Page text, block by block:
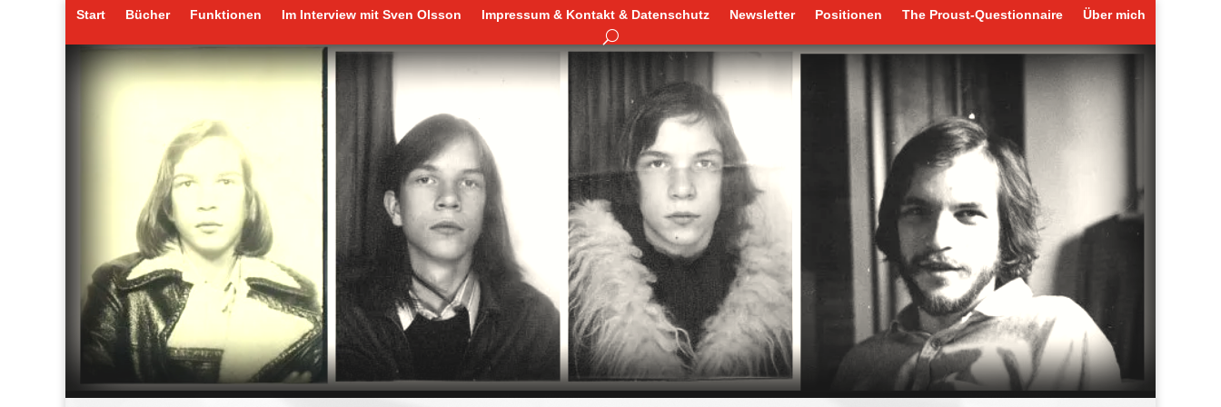
Start Bücher Funktionen Im Interview mit Sven Olsson Impressum & Kontakt & Datenschutz Newsletter Positionen The Proust-Questionnaire Über mich
Start Bücher Funktionen Im Interview mit Sven Olsson Impressum & Kontakt & Datenschutz Newsletter Positionen The Proust-Questionnaire Über mich